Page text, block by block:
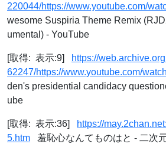
220044/https://www.youtube.com/
wesome Suspiria Theme Remix
umental) - YouTube
[取得: 表示:9]
https://
62247/https://www.youtube.com/
den's presidential candidacy
ube
[取得: 表示:36]
https://
5.htm 羞恥心なんてものはと - 二次